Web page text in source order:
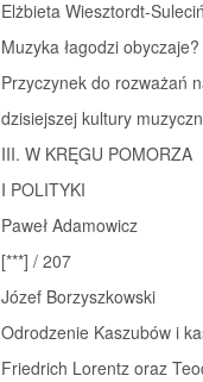
Elżbieta Wiesztordt-
Muzyka łagodzi obyczaje?
Przyczynek do rozważań
dzisiejszej kultury
III. W KRĘGU POMORZA
I POLITYKI
Paweł Adamowicz
[***] / 207
Józef Borzyszkowski
Odrodzenie Kaszubów i
Friedrich Lorentz oraz